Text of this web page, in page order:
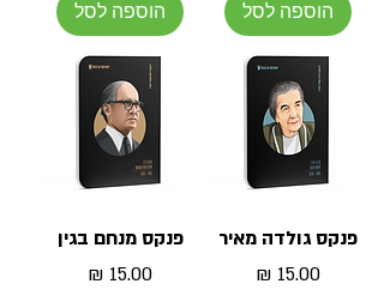
הוספה לסל הוספה לסל
פנקס גולדה מאיר
מחיר
פנקס מנחם בגין
מחיר